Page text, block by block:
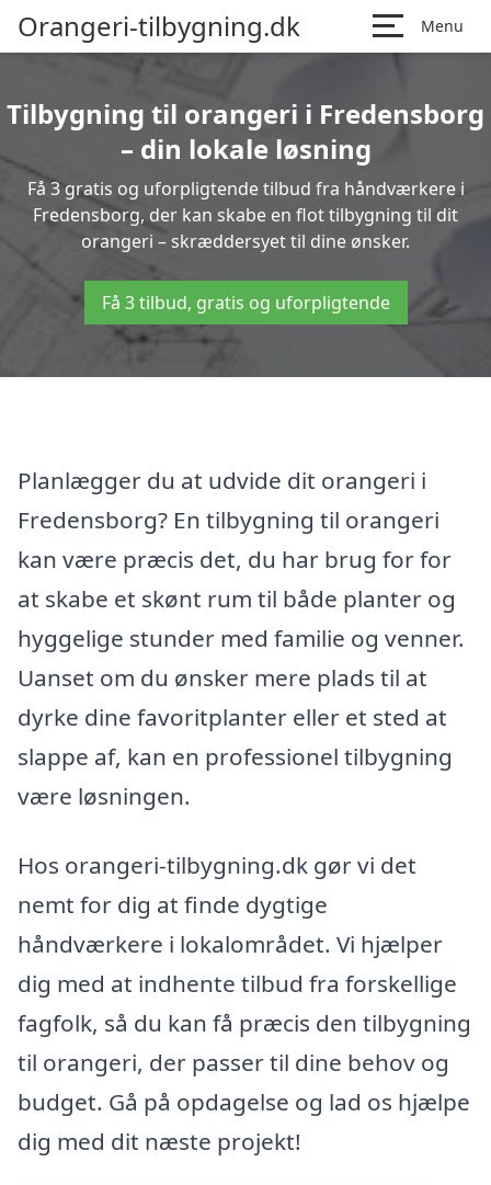
Orangeri-tilbygning.dk Menu
Tilbygning til orangeri i Fredensborg
– din lokale løsning
Få 3 gratis og uforpligtende tilbud fra håndværkere i
Fredensborg, der kan skabe en flot tilbygning til dit
orangeri – skræddersyet til dine ønsker.
Få 3 tilbud, gratis og uforpligtende
Planlægger du at udvide dit orangeri i
Fredensborg? En tilbygning til orangeri
kan være præcis det, du har brug for for
at skabe et skønt rum til både planter og
hyggelige stunder med familie og venner.
Uanset om du ønsker mere plads til at
dyrke dine favoritplanter eller et sted at
slappe af, kan en professionel tilbygning
være løsningen.
Hos orangeri-tilbygning.dk gør vi det
nemt for dig at finde dygtige
håndværkere i lokalområdet. Vi hjælper
dig med at indhente tilbud fra forskellige
fagfolk, så du kan få præcis den tilbygning
til orangeri, der passer til dine behov og
budget. Gå på opdagelse og lad os hjælpe
dig med dit næste projekt!